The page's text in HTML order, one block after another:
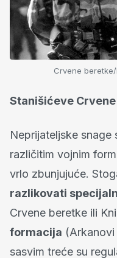
Crvene
Stanišićeve
Neprijateljske snage
različitim vojnim
vrlo zbunjujuće.
razlikovati
Crvene beretke ili
formacija
sasvim treće su